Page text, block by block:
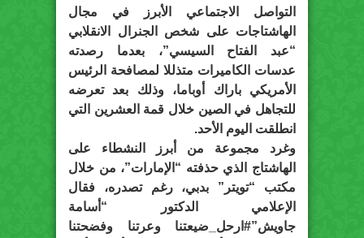
التواصل الاجتماعي الأبرز في مجال
الهاشتاجات على شخص الجنرال الانقلابي
“عبد الفتاح السيسي”، بعدما رصدته
عدسات الكاميرات متذللا لمصافحة الرئيس
الأمريكي باراك أوباما، وذلك بعد تعرضه
للتجاهل في الصين خلال قمة العشرين التي
انطلقت اليوم الأحد.
وغرد مجموعة من أبرز النشطاء على
الهاشتاج الذي حذفته “الإمارات”، من خلال
مكتب “تويتر” بدبي، رغم تصدره، فقال
الإعلامي الدكتور “أسامة
جاويش”#ارحل_ضيعتنا وعرتنا وفضحتنا